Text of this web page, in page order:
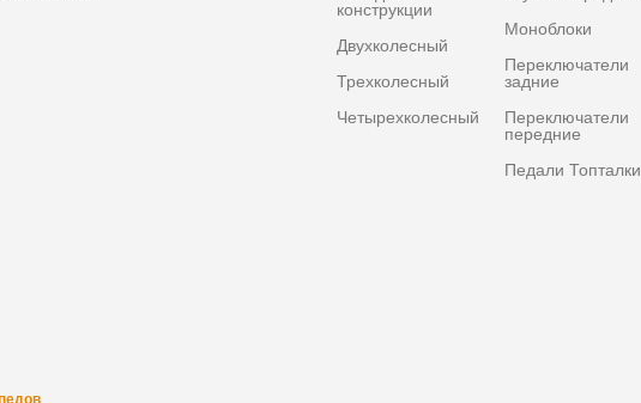
конструкции
Двухколесный
Трехколесный
Четырехколесный
Моноблоки
Переключатели
задние
Переключатели
передние
Педали Топталки